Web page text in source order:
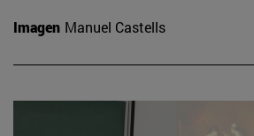
Imagen Manuel Castells